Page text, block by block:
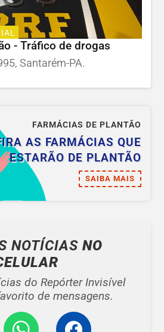
- Tráfico de drogas
Santarém-PA.
FARMÁCIAS DE PLANTÃO
AS FARMÁCIAS QUE
ESTARÃO DE PLANTÃO
SAIBA MAIS
NOTÍCIASNO
do Repórter Invisível
de mensagens.